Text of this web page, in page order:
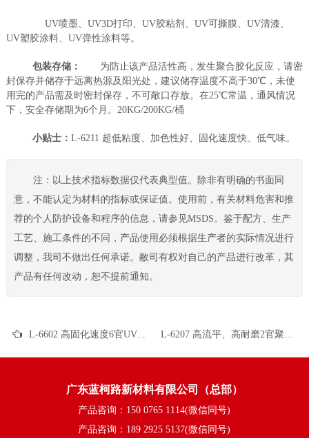
UV喷墨、UV3D打印、UV胶粘剂、UV可撕膜、UV清漆、
UV塑胶涂料、UV弹性涂料等。
包装存储：
为防止该产品活性高，发生聚合胶化反应，请密
封保存并储存于远离热源及阳光处，建议储存温度不高于30℃，未使
用完的产品需及时密封保存，不可敞口存放。在25℃常温，通风情况
下，安全存储期为6个月。20KG/200KG/桶
小贴士： L-6211 超低粘度、加色性好、固化速度快、低气味。
注：以上技术指标数据仅代表典型值。除非有明确的书面同
意，不能认定为材料的指标或保证值。使用前，有关材料危害和推
荐的个人防护设备和程序的信息，请参见MSDS。鉴于配方、生产
工艺、施工条件的不同，产品使用必须根据生产者的实际情况进行
调整，我司不做出任何承诺。敝司有权对自己的产品进行改革，其
产品有任何改动，恕不提前通知。
广东蓝柯路新材料有限公司（总部）
产品咨询：150 0765 1114(微信同号)
产品咨询：189 2925 5137(微信同号)